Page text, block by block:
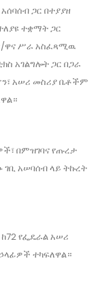
ጋር በተያያዘ
ተቋማት ጋር
ዋና ሥራ አስፈጻሚዉ
አገልግሎት ጋር በጋራ
አሠሪ መስሪያ ቤቶችም
በምዝገባና የጡረታ
አሠባሰብ ላይ ትኩረት
የፌዴራል አሠሪ
ተካፍለዋል።